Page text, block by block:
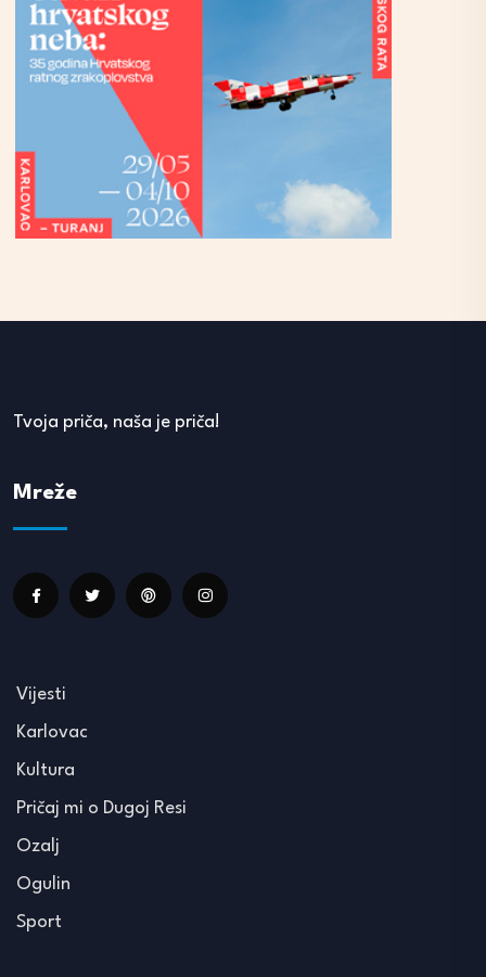
Tvoja priča, naša je priča!
Mreže
Vijesti
Karlovac
Kultura
Pričaj mi o Dugoj Resi
Ozalj
Ogulin
Sport